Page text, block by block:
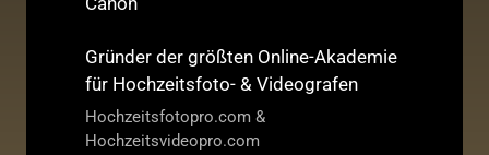
Gründer der größten Online-Akademie
für Hochzeitsfoto- & Videografen
Hochzeitsfotopro.com &
Hochzeitsvideopro.com